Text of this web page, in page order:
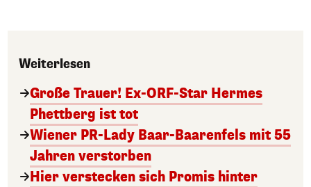
Weiterlesen
Große Trauer! Ex-ORF-Star Hermes
Phettberg ist tot
Wiener PR-Lady Baar-Baarenfels mit 55
Jahren verstorben
Hier verstecken sich Promis hinter